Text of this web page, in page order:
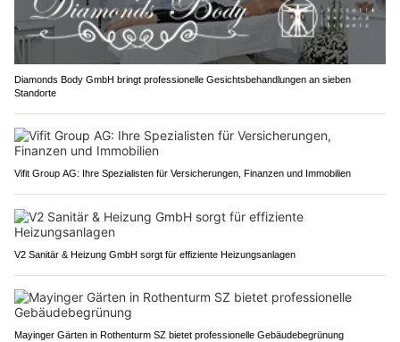
Diamonds Body GmbH bringt professionelle Gesichtsbehandlungen an sieben
Standorte
Vifit Group AG: Ihre Spezialisten für Versicherungen, Finanzen und Immobilien
V2 Sanitär & Heizung GmbH sorgt für effiziente Heizungsanlagen
Mayinger Gärten in Rothenturm SZ bietet professionelle Gebäudebegrünung